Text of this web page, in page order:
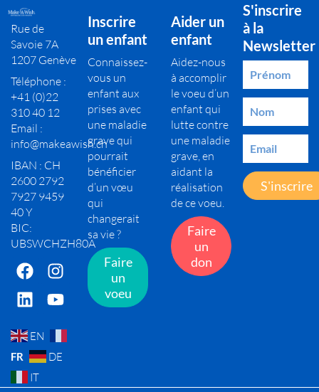
Rue de
Savoie 7A
1207 Genève
Téléphone :
+41 (0)22
310 40 12
Email :
info@makeawish.ch
IBAN : CH
2600 2792
7927 9459
40 Y
BIC:
UBSWCHZH80A
EN
FR
DE
IT
Inscrire
un enfant
Connaissez-
vous un
enfant aux
prises avec
une maladie
grave qui
pourrait
bénéficier
d’un vœu
qui
changerait
sa vie ?
Faire
un
voeu
Aider un
enfant
Aidez-nous
à accomplir
le voeu d’un
enfant qui
lutte contre
une maladie
grave, en
aidant la
réalisation
de ce voeu.
Faire
un
don
S'inscrire
à la
Newsletter
S'inscrire